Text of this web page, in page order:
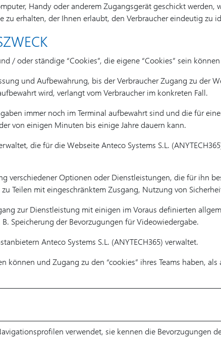
Handy oder anderem Zugangsgerät geschickt werden,
erhalten, der Ihnen erlaubt, den Verbraucher eindeutig zu
/ oder ständige “Cookies”, die eigene “Cookies” sein
und Aufbewahrung, bis der Verbraucher Zugang zu der
wird, verlangt vom Verbraucher im konkreten Fall.
immer noch im Terminal aufbewahrt sind und die für
von einigen Minuten bis einige Jahre dauern kann.
die für die Webseite Anteco Systems S.L.
verschiedener Optionen oder Dienstleistungen, die für ihn
Teilen mit eingeschränktem Zusgang, Nutzung von
zur Dienstleistung mit einigen im Voraus definierten
Speicherung der Bevorzugungen für Videowiedergabe.
Anteco Systems S.L. (ANYTECH365) verwaltet.
und Zugang zu den “cookies” ihres Teams haben,
verwendet, sie kennen die Bevorzugungen